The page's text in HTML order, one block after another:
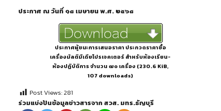
ประกาศ ณ วันที่ ๑๘ เมษายน พ.ศ. ๒๕๖๘
ประกาศผู้ชนะการเสนอราคา ประกวดราคาซื้อ
เครื่องมัลติมีเดียโปรเจคเตอร์ สำหรับห้องเรียน-
ห้องปฏิบัติการ จำนวน ๗๐ เครื่อง (230.6 KiB,
107 downloads)
Post Views:281
ร่วมแบ่งปันข้อมูลข่าวสารจาก สวส. มทร.ธัญบุรี